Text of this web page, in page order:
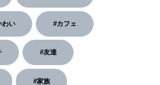
わい #カフェ
#友達
#家族